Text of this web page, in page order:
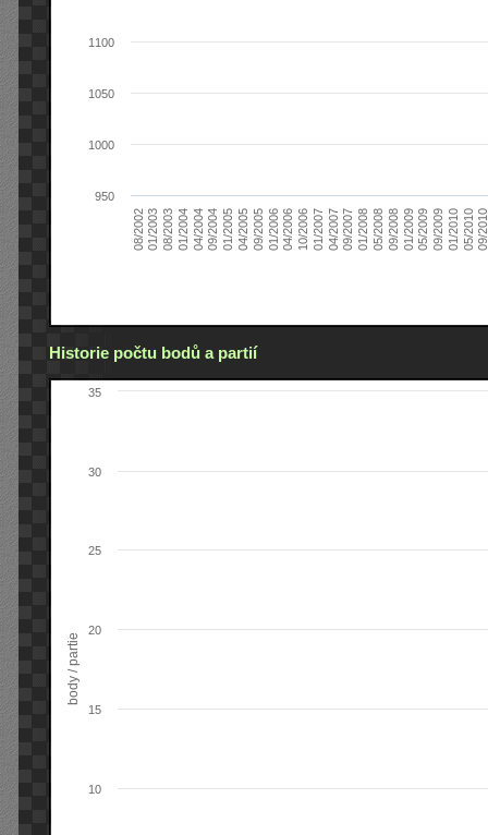
08/200201/200308/200301/200404/200409/200401/200504/200509/200501/200604/200610/200601/200704/200709/200701/200805/200809/200801/200905/200909/200901/201005/201009/
950
1000
1050
1100
Historie počtu bodů a partií
body / partie
10
15
20
25
30
35